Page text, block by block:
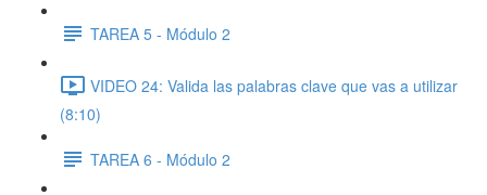
TAREA 5 - Módulo 2
VIDEO 24: Valida las palabras clave que vas a utilizar
(8:10)
TAREA 6 - Módulo 2